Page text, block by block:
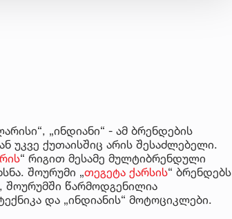
„ინდიანი“ - ამ ბრენდების
უკვე ქუთაისშიც არის შესაძლებელი.
“ რიგით მესამე მულტიბრენდული
შოურუმი „თეგეტა ქარსის“ ბრენდებს
შოურუმში წარმოდგენილია
და „ინდიანის“ მოტოციკლები.